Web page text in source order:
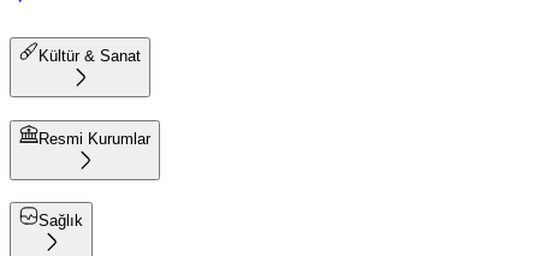
Kültür & Sanat
Resmi Kurumlar
Sağlık